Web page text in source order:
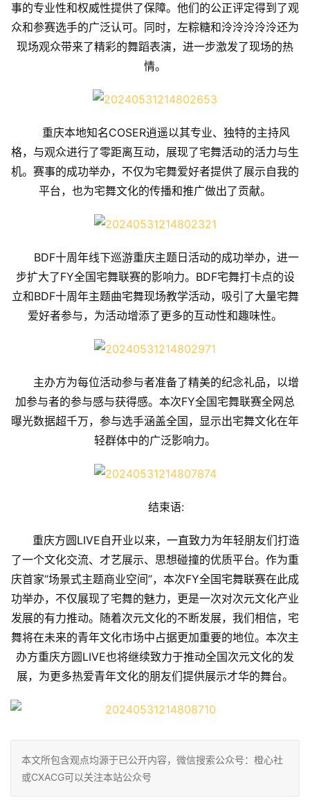
事的专业性和权威性提供了保障。他们的公正评定得到了观
众和参赛选手的广泛认可。同时，左粽糖和泠泠泠泠泠还为
现场观众带来了精彩的舞蹈表演，进一步激发了现场的热
情。
重庆本地知名COSER逍遥以其专业、独特的主持风
格，与观众进行了零距离互动，展现了宅舞活动的活力与生
机。赛事的成功举办，不仅为宅舞爱好者提供了展示自我的
平台，也为宅舞文化的传播和推广做出了贡献。
BDF十周年线下巡游重庆主题日活动的成功举办，进一
步扩大了FY全国宅舞联赛的影响力。BDF宅舞打卡点的设
立和BDF十周年主题曲宅舞现场教学活动，吸引了大量宅舞
爱好者参与，为活动增添了更多的互动性和趣味性。
主办方为每位活动参与者准备了精美的纪念礼品，以增
加参与者的参与感与获得感。本次FY全国宅舞联赛全网总
曝光数据超千万，参与选手涵盖全国，显示出宅舞文化在年
轻群体中的广泛影响力。
结束语:
重庆方圆LIVE自开业以来，一直致力为年轻朋友们打造
了一个文化交流、才艺展示、思想碰撞的优质平台。作为重
庆首家“场景式主题商业空间”，本次FY全国宅舞联赛在此成
功举办，不仅展现了宅舞的魅力，更是一次对次元文化产业
发展的有力推动。随着次元文化的不断发展，我们相信，宅
舞将在未来的青年文化市场中占据更加重要的地位。本次主
办方重庆方圆LIVE也将继续致力于推动全国次元文化的发
展，为更多热爱青年文化的朋友们提供展示才华的舞台。
本文所包含观点均源于已公开内容，微信搜索公众号：橙心社
或CXACG可以关注本站公众号